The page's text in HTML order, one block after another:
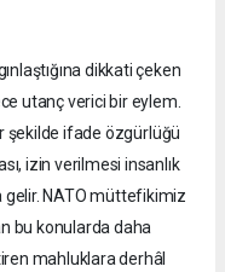
dikkati çeken
utanç verici bir eylem.
şekilde ifade özgürlüğü
izin verilmesi insanlık
NATO müttefikimiz
bu konularda daha
mahluklara derhâl